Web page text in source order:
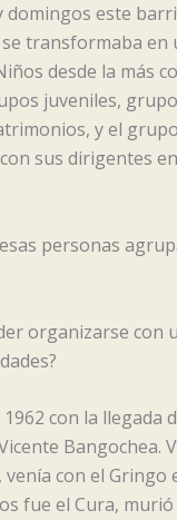
domingos este
transformaba en
desde la más
juveniles,
y el
sus dirigentes
personas
organizarse con
con la llegada
Bangochea.
venía con el Gringo
fue el Cura,